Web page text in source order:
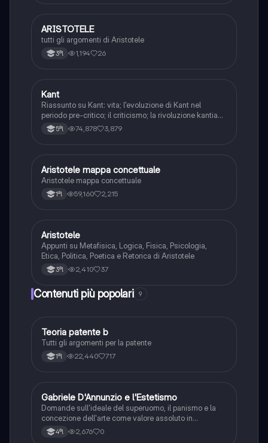
Filosofia
ARISTOTELE
tutti gli argomenti di Aristotele
3ªl 1,194 26
Filosofia
Kant
Riassunto su Kant: vita; l'evoluzione di Kant nel
periodo pre-critico; il criticismo; la rivoluzione kantiana
e la critica della ragion pura.
5ªl 74,878 3,879
Filosofia
Aristotele mappa concettuale
Aristotele mappa concettuale
1ªl 59,160 2,215
Filosofia
Aristotele
Appunti su Metafisica, Logica, Fisica, Psicologia,
Etica, Politica, Poetica e Retorica di Aristotele
3ªl 2,410 37
Contenuti più popolari 9
Altro
Teoria patente b
Tutti gli argomenti per la patente
1ªl 22,440 717
GItaliano
Gabriele D'Annunzio e l'Estetismo
Domande sull'ideale del superuomo, il panismo e la
concezione dell'arte come valore assoluto in
D'Annunzio.
4ªl 2,676 0